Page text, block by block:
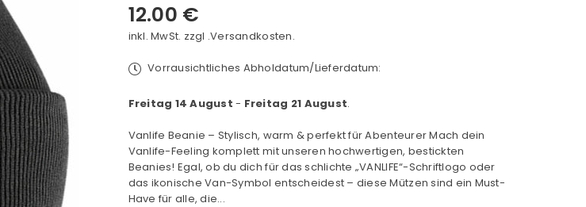
Normaler
Preis
12.00 €
inkl. MwSt. zzgl .Versandkosten.
Vorrausichtliches Abholdatum/Lieferdatum:
Freitag 14 August - Freitag 21 August.
Vanlife Beanie – Stylisch, warm & perfekt für Abenteurer Mach dein
Vanlife-Feeling komplett mit unseren hochwertigen, bestickten
Beanies! Egal, ob du dich für das schlichte „VANLIFE“-Schriftlogo oder
das ikonische Van-Symbol entscheidest – diese Mützen sind ein Must-
Have für alle, die...